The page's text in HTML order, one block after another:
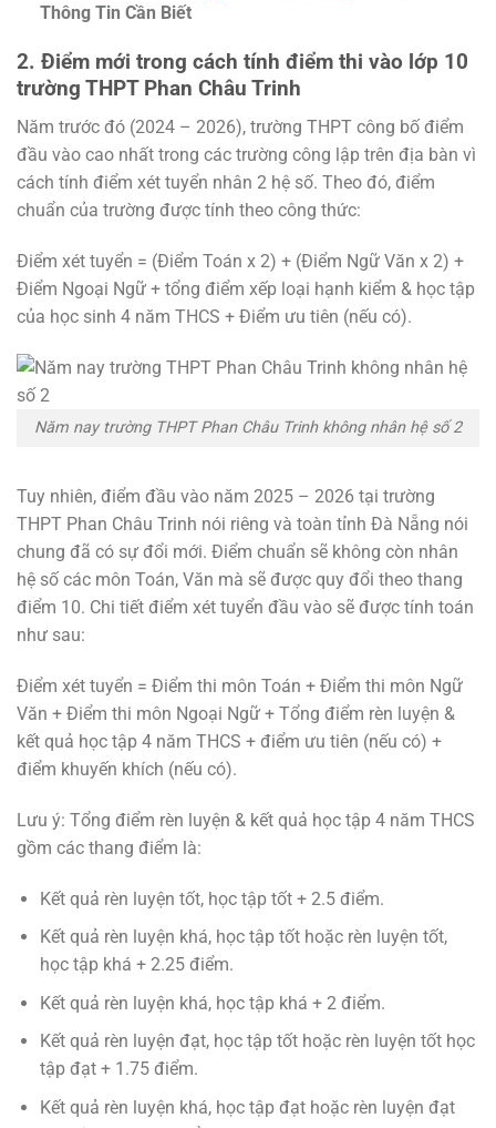
Thông Tin Cần Biết
2. Điểm mới trong cách tính điểm thi vào lớp 10
trường THPT Phan Châu Trinh
Năm trước đó (2024 – 2026), trường THPT công bố điểm
đầu vào cao nhất trong các trường công lập trên địa bàn vì
cách tính điểm xét tuyển nhân 2 hệ số. Theo đó, điểm
chuẩn của trường được tính theo công thức:
Điểm xét tuyển = (Điểm Toán x 2) + (Điểm Ngữ Văn x 2) +
Điểm Ngoại Ngữ + tổng điểm xếp loại hạnh kiểm & học tập
của học sinh 4 năm THCS + Điểm ưu tiên (nếu có).
Năm nay trường THPT Phan Châu Trinh không nhân hệ số 2
Tuy nhiên, điểm đầu vào năm 2025 – 2026 tại trường
THPT Phan Châu Trinh nói riêng và toàn tỉnh Đà Nẵng nói
chung đã có sự đổi mới. Điểm chuẩn sẽ không còn nhân
hệ số các môn Toán, Văn mà sẽ được quy đổi theo thang
điểm 10. Chi tiết điểm xét tuyển đầu vào sẽ được tính toán
như sau:
Điểm xét tuyển = Điểm thi môn Toán + Điểm thi môn Ngữ
Văn + Điểm thi môn Ngoại Ngữ + Tổng điểm rèn luyện &
kết quả học tập 4 năm THCS + điểm ưu tiên (nếu có) +
điểm khuyến khích (nếu có).
Lưu ý: Tổng điểm rèn luyện & kết quả học tập 4 năm THCS
gồm các thang điểm là:
Kết quả rèn luyện tốt, học tập tốt + 2.5 điểm.
Kết quả rèn luyện khá, học tập tốt hoặc rèn luyện tốt,
học tập khá + 2.25 điểm.
Kết quả rèn luyện khá, học tập khá + 2 điểm.
Kết quả rèn luyện đạt, học tập tốt hoặc rèn luyện tốt học
tập đạt + 1.75 điểm.
Kết quả rèn luyện khá, học tập đạt hoặc rèn luyện đạt